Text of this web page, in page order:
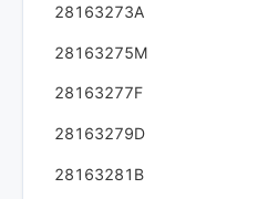
28163273A
28163275M
28163277F
28163279D
28163281B